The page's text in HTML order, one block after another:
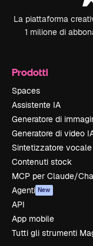
La piattaforma
1 milione di
Prodotti
Spaces
Assistente IA
Generatore di
Generatore di video
Sintetizzatore
Contenuti stock
MCP per Claude/
Agenti New
API
App mobile
Tutti gli strumenti